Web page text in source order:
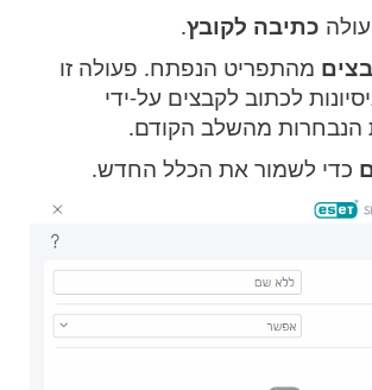
כתיבה לקובץ.
מהתפריט הנפתח. פעולה זו
לכתוב לקבצים על-ידי
הנבחרות מהשלב הקודם.
כדי לשמור את הכלל החדש.